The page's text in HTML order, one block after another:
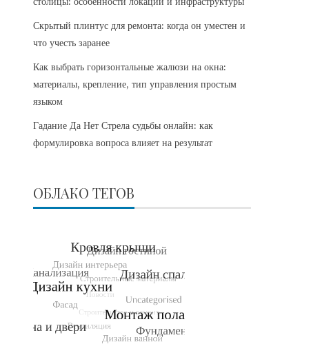
Скрытый плинтус для ремонта: когда он уместен и
что учесть заранее
Как выбрать горизонтальные жалюзи на окна:
материалы, крепление, тип управления простым
языком
Гадание Да Нет Стрела судьбы онлайн: как
формулировка вопроса влияет на результат
ОБЛАКО ТЕГОВ